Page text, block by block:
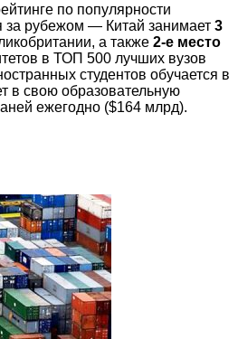
по популярности
за рубежом — Китай занимает 3
а также 2-е место
в ТОП 500 лучших вузов
студентов обучается в
в свою образовательную
ежегодно ($164 млрд).